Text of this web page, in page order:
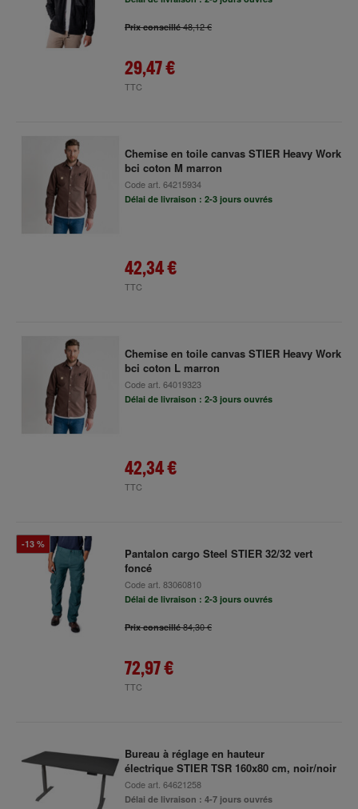
Prix conseillé48,12 €
29,47 €
TTC
Chemise en toile canvas STIER Heavy Work
bci coton M marron
Code art. 64215934
Délai de livraison : 2-3 jours ouvrés
42,34 €
TTC
Chemise en toile canvas STIER Heavy Work
bci coton L marron
Code art. 64019323
Délai de livraison : 2-3 jours ouvrés
42,34 €
TTC
-13 %
Pantalon cargo Steel STIER 32/32 vert
foncé
Code art. 83060810
Délai de livraison : 2-3 jours ouvrés
Prix conseillé84,30 €
72,97 €
TTC
Bureau à réglage en hauteur
électrique STIER TSR 160x80 cm, noir/noir
Code art. 64621258
Délai de livraison : 4-7 jours ouvrés